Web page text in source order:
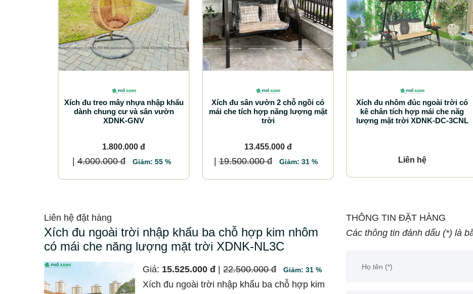
Xích đu treo mây nhựa nhập khẩu
dành chung cư và sân vườn
XDNK-GNV
1.800.000 đ
4.000.000 đ Giảm: 55 %
Xích đu sân vườn 2 chỗ ngồi có
mái che tích hợp năng lượng mặt
trời
13.455.000 đ
19.500.000 đ Giảm: 31 %
Xích đu nhôm đúc ngoài trời có
kê chân tích hợp mái che năg
lượng mặt trời XDNK-DC-3CNL
Liên hệ
Liên hệ đặt hàng
Xích đu ngoài trời nhập khẩu ba chỗ hợp kim nhôm
có mái che năng lượng mặt trời XDNK-NL3C
Giá: 15.525.000 đ 22.500.000 đ Giảm: 31 %
Xích đu ngoài trời nhập khẩu ba chỗ hợp kim
THÔNG TIN ĐẶT HÀNG
Các thông tin đánh dấu (*) là